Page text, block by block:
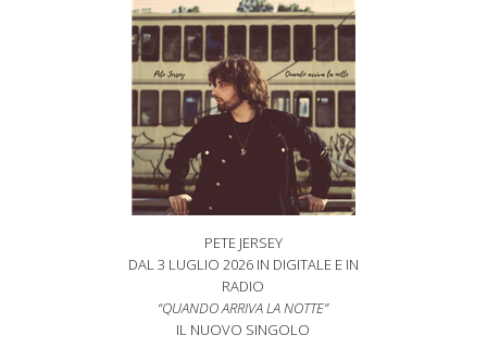
PETE JERSEY
DAL 3 LUGLIO 2026 IN DIGITALE E IN
RADIO
“QUANDO ARRIVA LA NOTTE”
IL NUOVO SINGOLO